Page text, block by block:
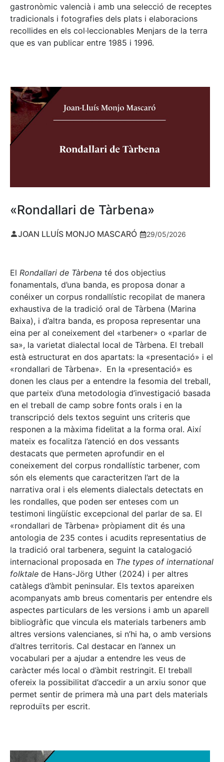
gastronòmic valencià i amb una selecció de receptes
tradicionals i fotografies dels plats i elaboracions
recollides en els col·leccionables Menjars de la terra
que es van publicar entre 1985 i 1996.
«Rondallari de Tàrbena»
JOAN LLUÍS MONJO MASCARÓ 29/05/2026
El Rondallari de Tàrbena té dos objectius
fonamentals, d’una banda, es proposa donar a
conéixer un corpus rondallístic recopilat de manera
exhaustiva de la tradició oral de Tàrbena (Marina
Baixa), i d’altra banda, es proposa representar una
eina per al coneixement del «tarbener» o «parlar de
sa», la varietat dialectal local de Tàrbena. El treball
està estructurat en dos apartats: la «presentació» i el
«rondallari de Tàrbena». En la «presentació» es
donen les claus per a entendre la fesomia del treball,
que parteix d’una metodologia d’investigació basada
en el treball de camp sobre fonts orals i en la
transcripció dels textos seguint uns criteris que
responen a la màxima fidelitat a la forma oral. Així
mateix es focalitza l’atenció en dos vessants
destacats que permeten aprofundir en el
coneixement del corpus rondallístic tarbener, com
són els elements que caracteritzen l’art de la
narrativa oral i els elements dialectals detectats en
les rondalles, que poden ser enteses com un
testimoni lingüístic excepcional del parlar de sa. El
«rondallari de Tàrbena» pròpiament dit és una
antologia de 235 contes i acudits representatius de
la tradició oral tarbenera, seguint la catalogació
internacional proposada en The types of international
folktale de Hans-Jörg Uther (2024) i per altres
catàlegs d’àmbit peninsular. Els textos apareixen
acompanyats amb breus comentaris per entendre els
aspectes particulars de les versions i amb un aparell
bibliogràfic que vincula els materials tarbeners amb
altres versions valencianes, si n’hi ha, o amb versions
d’altres territoris. Cal destacar en l’annex un
vocabulari per a ajudar a entendre les veus de
caràcter més local o d’àmbit restringit. El treball
ofereix la possibilitat d’accedir a un arxiu sonor que
permet sentir de primera mà una part dels materials
reproduïts per escrit.